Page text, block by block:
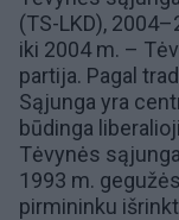
(TS-LKD),
iki 2004 m. –
partija. Pagal
Sąjunga yra
būdinga
Tėvynės
1993 m.
pirmininku